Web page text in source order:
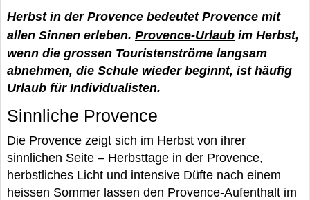
Herbst in der Provence bedeutet Provence mit
allen Sinnen erleben. Provence-Urlaub im Herbst,
wenn die grossen Touristenströme langsam
abnehmen, die Schule wieder beginnt, ist häufig
Urlaub für Individualisten.
Sinnliche Provence
Die Provence zeigt sich im Herbst von ihrer
sinnlichen Seite – Herbsttage in der Provence,
herbstliches Licht und intensive Düfte nach einem
heissen Sommer lassen den Provence-Aufenthalt im